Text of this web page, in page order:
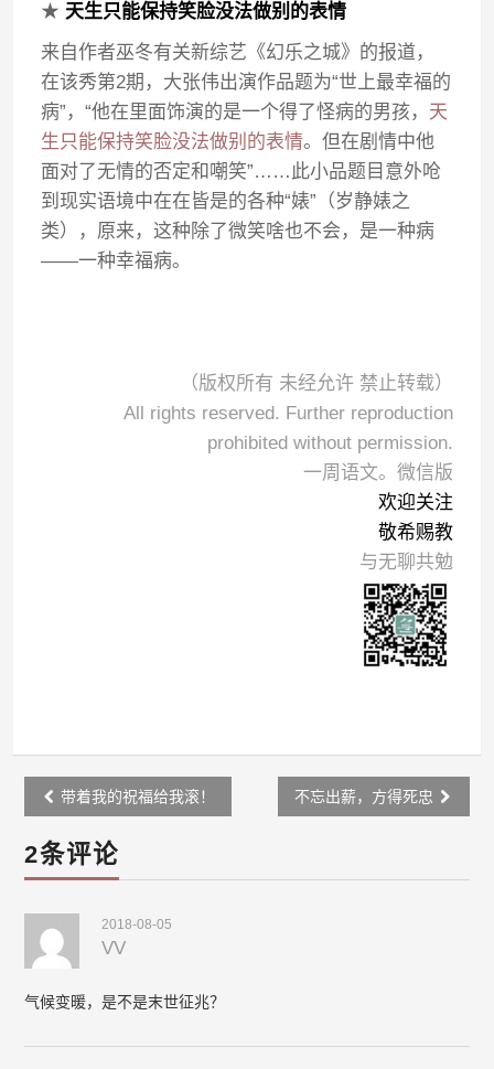
★ 天生只能保持笑脸没法做别的表情
来自作者巫冬有关新综艺《幻乐之城》的报道，
在该秀第2期，大张伟出演作品题为“世上最幸福的
病”，“他在里面饰演的是一个得了怪病的男孩， 天
生只能保持笑脸没法做别的表情。但在剧情中他
面对了无情的否定和嘲笑”……此小品题目意外呛
到现实语境中在在皆是的各种“婊”（岁静婊之
类），原来，这种除了微笑啥也不会，是一种病
——一种幸福病。
（版权所有 未经允许 禁止转载）
All rights reserved. Further reproduction
prohibited without permission.
一周语文。微信版
欢迎关注
敬希赐教
与无聊共勉
Post
navigation
带着我的祝福给我滚！ 不忘出薪，方得死忠
2条评论
2018-08-05
VV
气候变暖，是不是末世征兆？